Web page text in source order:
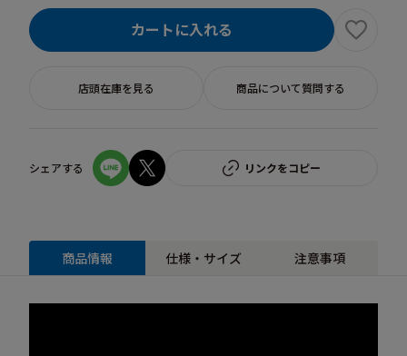
カートに入れる
店頭在庫を見る 商品について質問する
シェアする リンクをコピー
商品情報 仕様・サイズ 注意事項